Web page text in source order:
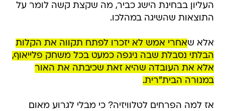
העליון בבחינת הישג כביר, מה שקצת קשה לומר על
התוצאות שהשיגה במהלכו.
אלא שאחרי אמש לא יזכרו לפתח תקווה את הקלות
הבלתי נסבלת שבה ניגפה כמעט בכל משחק פלייאוף,
אלא את העובדה שהיא זאת שכיבתה את האור
במנורה הבית"רית.
אז למה הפרחים לטלוויזיה? כי מבלי לגרוע מאום